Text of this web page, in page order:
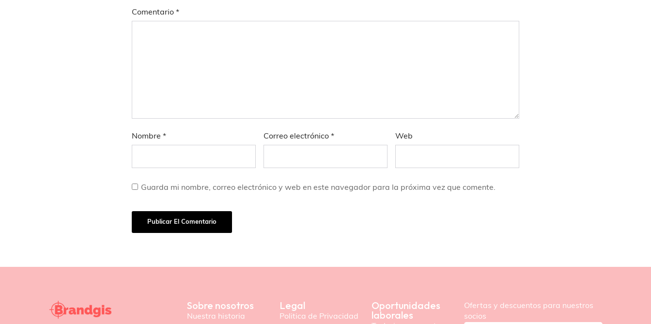
Comentario *
Nombre * Correo electrónico * Web
Guarda mi nombre, correo electrónico y web en este navegador para la próxima vez que comente.
Sobre nosotros
Nuestra historia
Legal
Politica de Privacidad
Oportunidades
laborales
Ofertas y descuentos para nuestros
socios